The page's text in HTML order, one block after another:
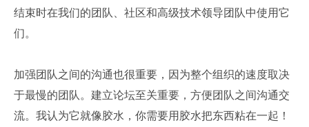
结束时在我们的团队、社区和高级技术领导团队中使用它
们。
加强团队之间的沟通也很重要，因为整个组织的速度取决
于最慢的团队。建立论坛至关重要，方便团队之间沟通交
流。我认为它就像胶水，你需要用胶水把东西粘在一起！